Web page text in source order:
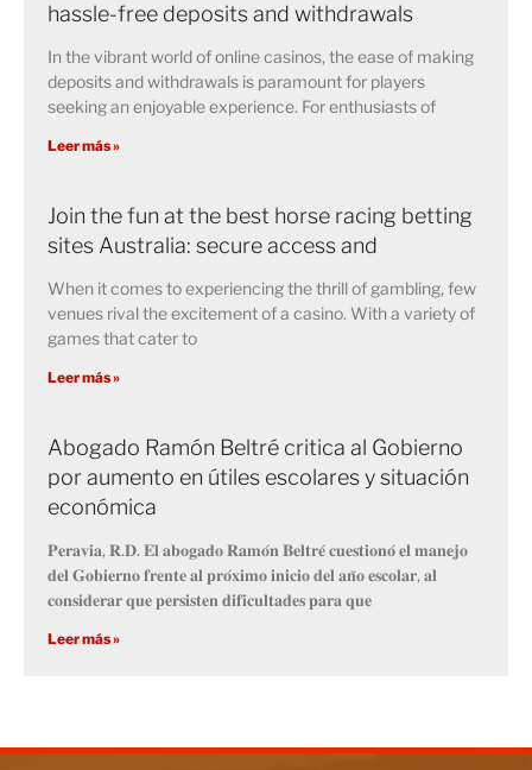
hassle-free deposits and withdrawals
In the vibrant world of online casinos, the ease of making
deposits and withdrawals is paramount for players
seeking an enjoyable experience. For enthusiasts of
Leer más »
Join the fun at the best horse racing betting
sites Australia: secure access and
When it comes to experiencing the thrill of gambling, few
venues rival the excitement of a casino. With a variety of
games that cater to
Leer más »
Abogado Ramón Beltré critica al Gobierno
por aumento en útiles escolares y situación
económica
𝐏𝐞𝐫𝐚𝐯𝐢𝐚, 𝐑.𝐃. 𝐄𝐥 𝐚𝐛𝐨𝐠𝐚𝐝𝐨 𝐑𝐚𝐦𝐨́𝐧 𝐁𝐞𝐥𝐭𝐫𝐞́ 𝐜𝐮𝐞𝐬𝐭𝐢𝐨𝐧𝐨́ 𝐞𝐥 𝐦𝐚𝐧𝐞𝐣𝐨
𝐝𝐞𝐥 𝐆𝐨𝐛𝐢𝐞𝐫𝐧𝐨 𝐟𝐫𝐞𝐧𝐭𝐞 𝐚𝐥 𝐩𝐫𝐨́𝐱𝐢𝐦𝐨 𝐢𝐧𝐢𝐜𝐢𝐨 𝐝𝐞𝐥 𝐚𝐧̃𝐨 𝐞𝐬𝐜𝐨𝐥𝐚𝐫, 𝐚𝐥
𝐜𝐨𝐧𝐬𝐢𝐝𝐞𝐫𝐚𝐫 𝐪𝐮𝐞 𝐩𝐞𝐫𝐬𝐢𝐬𝐭𝐞𝐧 𝐝𝐢𝐟𝐢𝐜𝐮𝐥𝐭𝐚𝐝𝐞𝐬 𝐩𝐚𝐫𝐚 𝐪𝐮𝐞
Leer más »